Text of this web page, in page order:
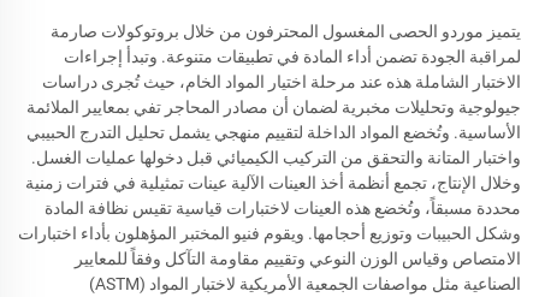
يتميز موردو الحصى المغسول المحترفون من خلال بروتوكولات صارمة
لمراقبة الجودة تضمن أداء المادة في تطبيقات متنوعة. وتبدأ إجراءات
الاختبار الشاملة هذه عند مرحلة اختيار المواد الخام، حيث تُجرى دراسات
جيولوجية وتحليلات مخبرية لضمان أن مصادر المحاجر تفي بمعايير الملائمة
الأساسية. وتُخضع المواد الداخلة لتقييم منهجي يشمل تحليل التدرج الحبيبي
واختبار المتانة والتحقق من التركيب الكيميائي قبل دخولها عمليات الغسل.
وخلال الإنتاج، تجمع أنظمة أخذ العينات الآلية عينات تمثيلية في فترات زمنية
محددة مسبقاً، وتُخضع هذه العينات لاختبارات قياسية تقيس نظافة المادة
وشكل الحبيبات وتوزيع أحجامها. ويقوم فنيو المختبر المؤهلون بأداء اختبارات
الامتصاص وقياس الوزن النوعي وتقييم مقاومة التآكل وفقاً للمعايير
الصناعية مثل مواصفات الجمعية الأمريكية لاختبار المواد (ASTM)